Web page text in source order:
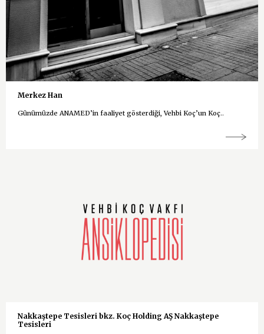
Merkez Han
Günümüzde ANAMED’in faaliyet gösterdiği, Vehbi Koç’un Koç..
Nakkaştepe Tesisleri bkz. Koç Holding AŞ Nakkaştepe
Tesisleri